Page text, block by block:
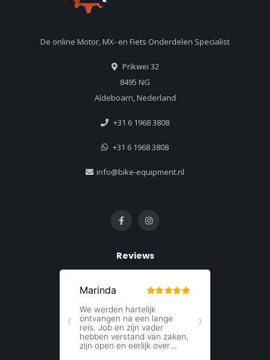
De online Motor, MX- en Fiets Onderdelen Specialist
Prikwei 32
8495 NG
Aldeboarn, Nederland
+31 6 1968 3808
+31 6 1968 3808
info@bike-equipment.nl
Reviews